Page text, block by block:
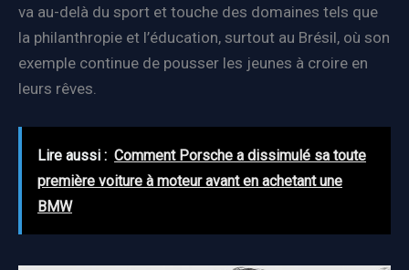
va au-delà du sport et touche des domaines tels que
la philanthropie et l’éducation, surtout au Brésil, où son
exemple continue de pousser les jeunes à croire en
leurs rêves.
Lire aussi : Comment Porsche a dissimulé sa toute
première voiture à moteur avant en achetant une
BMW